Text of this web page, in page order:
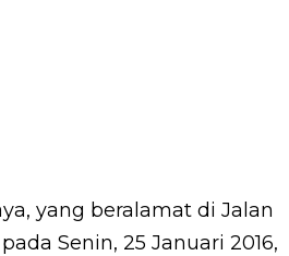
yang beralamat di Jalan
Senin, 25 Januari 2016,